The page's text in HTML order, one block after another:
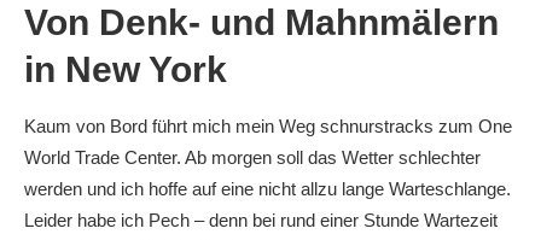
Von Denk- und Mahnmälern
in New York
Kaum von Bord führt mich mein Weg schnurstracks zum One
World Trade Center. Ab morgen soll das Wetter schlechter
werden und ich hoffe auf eine nicht allzu lange Warteschlange.
Leider habe ich Pech – denn bei rund einer Stunde Wartezeit